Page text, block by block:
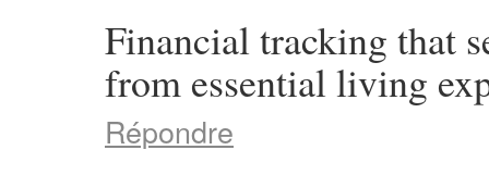
Financial tracking that
from essential living
Répondre